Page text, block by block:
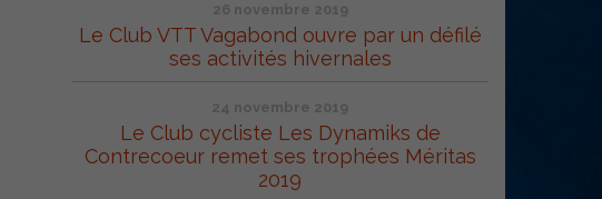
26 novembre 2019
Le Club VTT Vagabond ouvre par un défilé
ses activités hivernales
24 novembre 2019
Le Club cycliste Les Dynamiks de
Contrecoeur remet ses trophées Méritas
2019